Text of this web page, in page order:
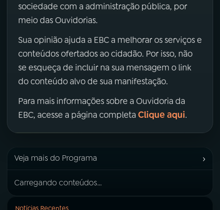
sociedade com a administração pública, por
meio das Ouvidorias.
Sua opinião ajuda a EBC a melhorar os serviços e
conteúdos ofertados ao cidadão. Por isso, não
se esqueça de incluir na sua mensagem o link
do conteúdo alvo de sua manifestação.
Para mais informações sobre a Ouvidoria da
EBC, acesse a página completa Clique aqui.
Veja mais do Programa ›
Carregando conteúdos...
Notícias Recentes